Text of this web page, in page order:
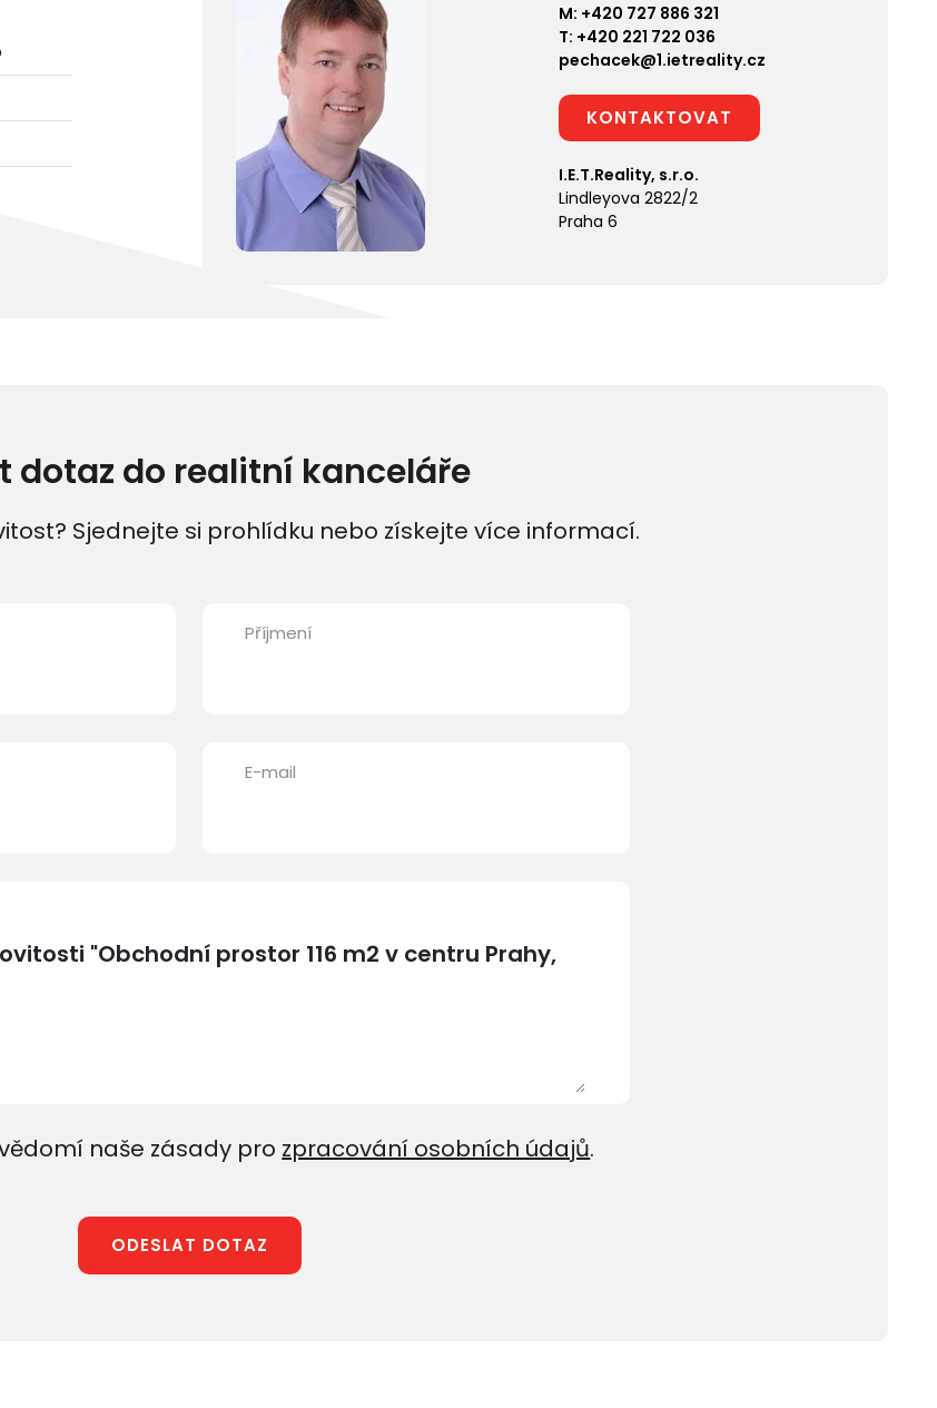
M: +420 727 886 321
T: +420 221 722 036
pechacek@1.ietreality.cz
KONTAKTOVAT
I.E.T.Reality, s.r.o.
Lindleyova 2822/2
Praha 6
dotaz do realitní kanceláře
Sjednejte si prohlídku nebo získejte více informací.
Příjmení
E-mail
naše zásady pro zpracování osobních údajů.
ODESLAT DOTAZ